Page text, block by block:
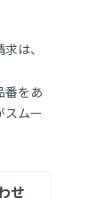
は、
番をあ
スムー
せ